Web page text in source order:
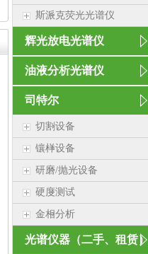
斯派克荧光光谱仪
辉光放电光谱仪
油液分析光谱仪
司特尔
切割设备
镶样设备
研磨/抛光设备
硬度测试
金相分析
光谱仪器（二手、租赁）